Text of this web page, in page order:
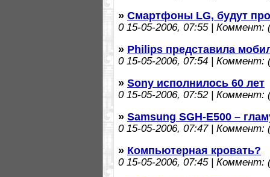
» Смартфоны LG, будут
015-05-2006, 07:55 | Коммент:
» Philips представила
015-05-2006, 07:54 | Коммент:
» Sony исполнилось 60 лет
015-05-2006, 07:52 | Коммент:
» Samsung SGH-E500 –
015-05-2006, 07:47 | Коммент:
» Компьютерная кровать?
015-05-2006, 07:45 | Коммент: